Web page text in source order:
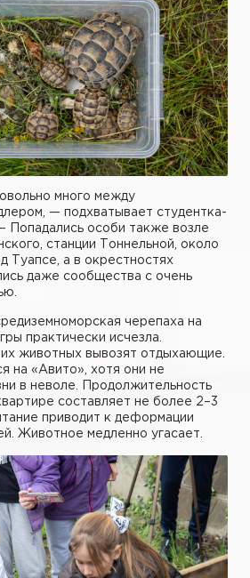
много между
— подхватывает студентка-
Попадались особи также возле
станции Тоннельной, около
Туапсе, а в окрестностях
даже сообщества с очень
черепаха на
практически исчезла.
животных вывозят отдыхающие.
на «Авито», хотя они не
в неволе. Продолжительность
составляет не более 2–3
приводит к деформации
Животное медленно угасает.